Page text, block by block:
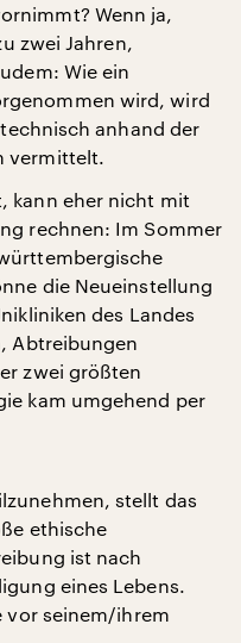
Wenn ja,
zwei Jahren,
Wie ein
wird, wird
anhand der
vermittelt.
kann eher nicht mit
rechnen: Im Sommer
die Neueinstellung
des Landes
Abtreibungen
zwei größten
kam umgehend per
stellt das
ethische
ist nach
eines Lebens.
vor seinem/ihrem